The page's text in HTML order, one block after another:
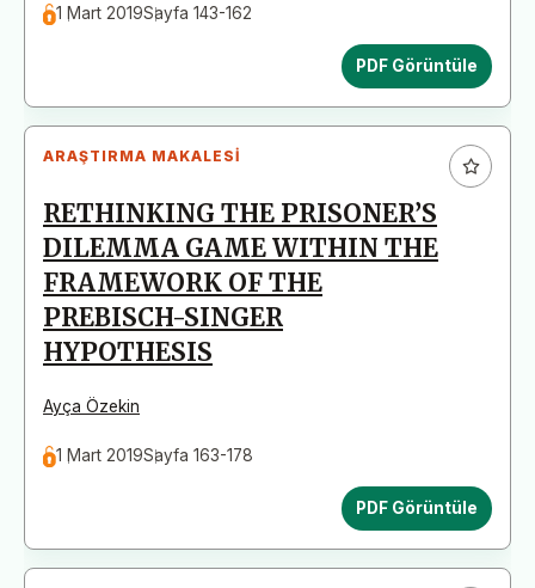
1 Mart 2019Sayfa 143-162
PDF Görüntüle
ARAŞTIRMA MAKALESI
RETHINKING THE PRISONER’S
DILEMMA GAME WITHIN THE
FRAMEWORK OF THE
PREBISCH-SINGER
HYPOTHESIS
Ayça Özekin
1 Mart 2019Sayfa 163-178
PDF Görüntüle